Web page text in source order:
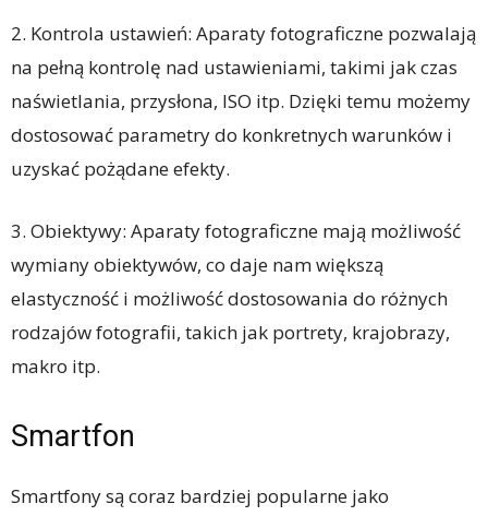
2. Kontrola ustawień: Aparaty fotograficzne pozwalają
na pełną kontrolę nad ustawieniami, takimi jak czas
naświetlania, przysłona, ISO itp. Dzięki temu możemy
dostosować parametry do konkretnych warunków i
uzyskać pożądane efekty.
3. Obiektywy: Aparaty fotograficzne mają możliwość
wymiany obiektywów, co daje nam większą
elastyczność i możliwość dostosowania do różnych
rodzajów fotografii, takich jak portrety, krajobrazy,
makro itp.
Smartfon
Smartfony są coraz bardziej popularne jako